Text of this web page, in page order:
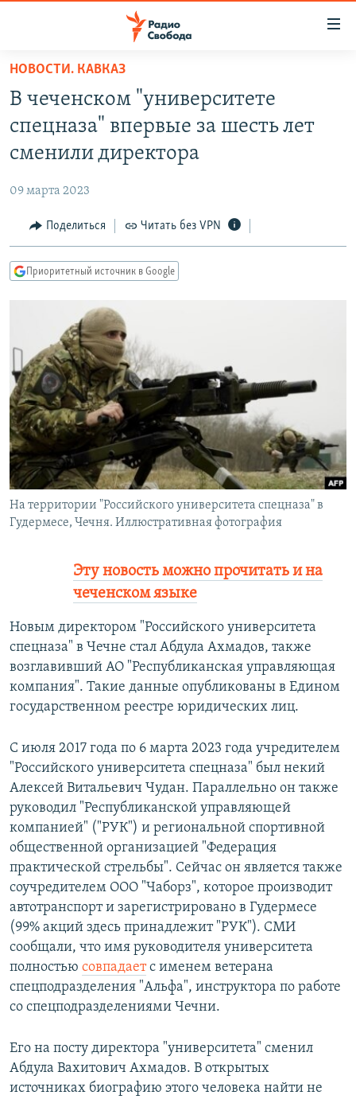
упрощенного
доступа
основному
Вернутся
Вернутся
АВТОРСКИЕ ПРОЕКТЫ
МНЕНИЯ
КУЛЬТУРА
КАВКАЗ.РЕАЛИИ
СЕВЕР.РЕАЛИИ
СИБИРЬ.РЕАЛИИ
РАСПИСАНИЕ ВЕЩАНИЯ
ПОДПИШИТЕСЬ НА РАССЫЛКУ
СОЦИАЛЬНЫЕ СЕТИ
НОВОСТИ. КАВКАЗ
В чеченском "университете
спецназа" впервые за шесть лет
сменили директора
09 марта 2023
Поделиться Читать без VPN
Приоритетный источник в Google
На территории "Российского университета спецназа" в
Гудермесе, Чечня. Иллюстративная фотография
Эту новость можно прочитать и на
чеченском языке
Новым директором "Российского университета
спецназа" в Чечне стал Абдула Ахмадов, также
возглавивший АО "Республиканская управляющая
компания". Такие данные опубликованы в Едином
государственном реестре юридических лиц.
С июля 2017 года по 6 марта 2023 года учредителем
"Российского университета спецназа" был некий
Алексей Витальевич Чудан. Параллельно он также
руководил "Республиканской управляющей
компанией" ("РУК") и региональной спортивной
общественной организацией "Федерация
практической стрельбы". Сейчас он является также
соучредителем ООО "Чаборз", которое производит
автотранспорт и зарегистрировано в Гудермесе
(99% акций здесь принадлежит "РУК"). СМИ
сообщали, что имя руководителя университета
полностью совпадаетс именем ветерана
спецподразделения "Альфа", инструктора по работе
со спецподразделениями Чечни.
Его на посту директора "университета" сменил
Абдула Вахитович Ахмадов. В открытых
источниках биографию этого человека найти не